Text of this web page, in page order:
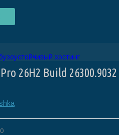
26H2 Build 26300.9032